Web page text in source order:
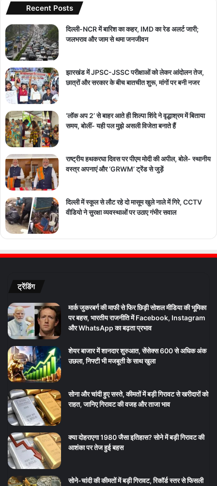
Recent Posts
दिल्ली-NCR में बारिश का कहर, IMD का रेड अलर्ट जारी;
जलभराव और जाम से थमा जनजीवन
झारखंड में JPSC-JSSC परीक्षाओं को लेकर आंदोलन तेज,
छात्रों और सरकार के बीच बातचीत शुरू, मांगों पर बनी नजर
‘लॉक अप 2’ से बाहर आते ही शिल्पा शिंदे ने वृद्धाश्रम में बिताया
समय, बोलीं- यही पल मुझे असली विजेता बनाते हैं
राष्ट्रीय हथकरघा दिवस पर पीएम मोदी की अपील, बोले- स्थानीय
वस्त्र अपनाएं और ‘GRWM’ ट्रेंड से जुड़ें
दिल्ली में स्कूल से लौट रहे दो मासूम खुले नाले में गिरे, CCTV
वीडियो ने सुरक्षा व्यवस्थाओं पर उठाए गंभीर सवाल
ट्रेंडिंग
मार्क जुकरबर्ग की माफी से फिर छिड़ी सोशल मीडिया की भूमिका
पर बहस, भारतीय राजनीति में Facebook, Instagram
और WhatsApp का बढ़ता प्रभाव
शेयर बाजार में शानदार शुरुआत, सेंसेक्स 600 से अधिक अंक
उछला, निफ्टी भी मजबूती के साथ खुला
सोना और चांदी हुए सस्ते, कीमतों में बड़ी गिरावट से खरीदारों को
राहत, जानिए गिरावट की वजह और ताजा भाव
क्या दोहराएगा 1980 जैसा इतिहास? सोने में बड़ी गिरावट की
आशंका पर तेज हुई बहस
सोने-चांदी की कीमतों में बड़ी गिरावट, रिकॉर्ड स्तर से फिसली